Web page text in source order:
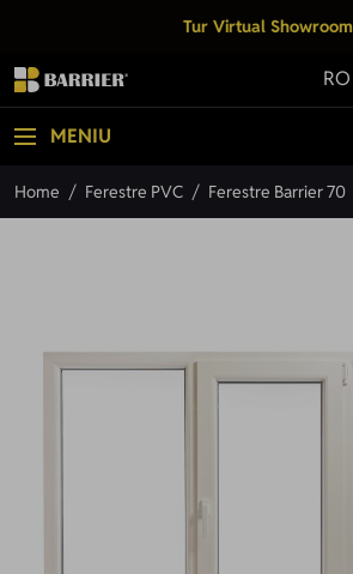
Tur Virtual Showroom
RO
MENIU
Home / Ferestre PVC / Ferestre Barrier 70